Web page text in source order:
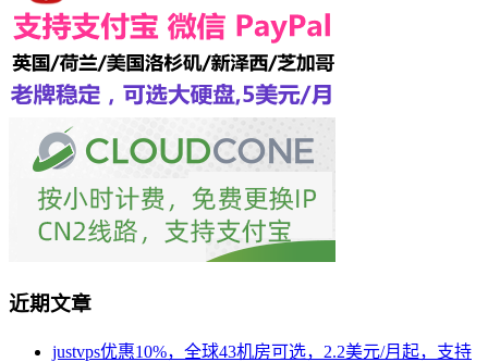
近期文章
justvps优惠10%，全球43机房可选，2.2美元/月起，支持